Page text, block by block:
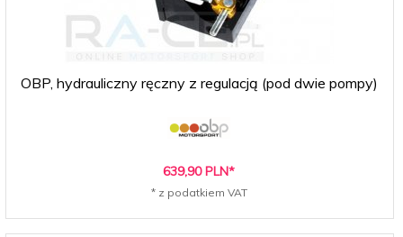
OBP, hydrauliczny ręczny z regulacją (pod dwie pompy)
639,90 PLN*
* z podatkiem VAT